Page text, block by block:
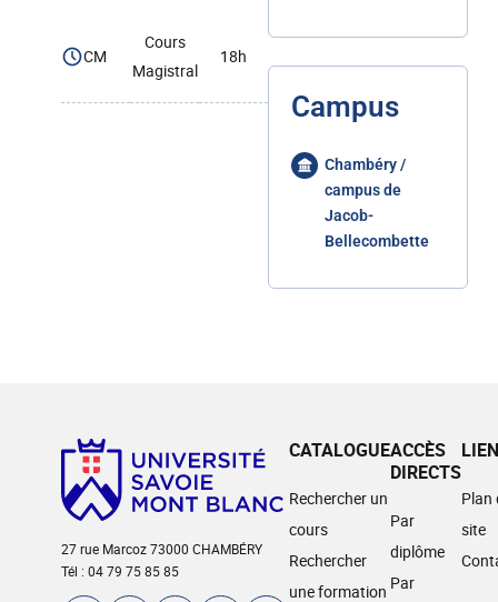
CM
Cours
Magistral
18h
Campus
Chambéry /
campus de
Jacob-
Bellecombette
27 rue Marcoz 73000 CHAMBÉRY
Tél : 04 79 75 85 85
CATALOGUE
Rechercher un
cours
Rechercher
une formation
ACCÈS
DIRECTS
Par
diplôme
Par
Plan
site